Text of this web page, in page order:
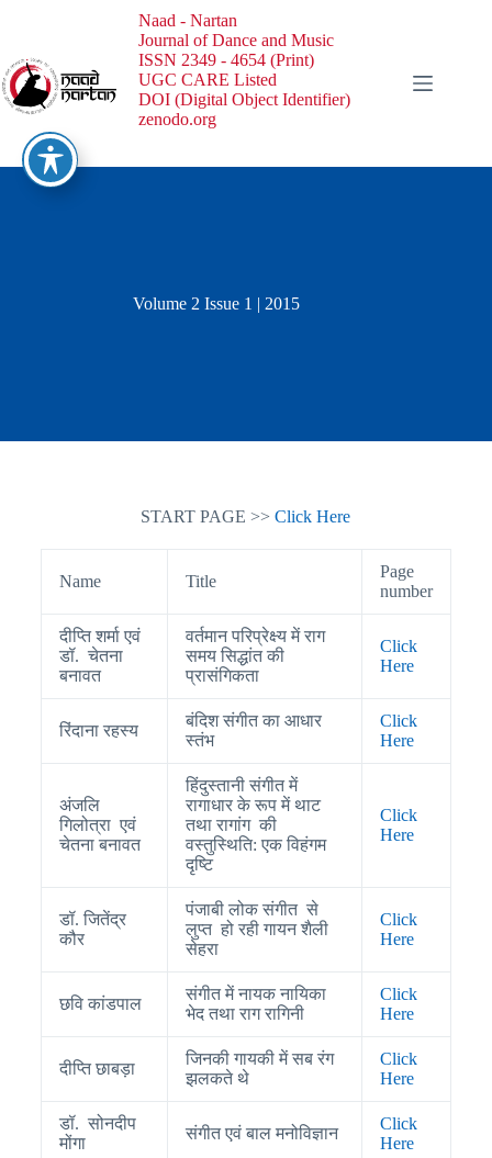
Naad - Nartan
Journal of Dance and Music
ISSN 2349 - 4654 (Print)
UGC CARE Listed
DOI (Digital Object Identifier)
zenodo.org
Volume 2 Issue 1 | 2015
START PAGE >>Click Here
Name Title
Page
number
दीप्ति शर्मा एवं
डॉ. चेतना
बनावत
वर्तमान परिप्रेक्ष्य में राग
समय सिद्धांत की
प्रासंगिकता
Click
Here
रिंदाना रहस्य
बंदिश संगीत का आधार
स्तंभ
Click
Here
अंजलि
गिलोत्रा एवं
चेतना बनावत
हिंदुस्तानी संगीत में
रागाधार के रूप में थाट
तथा रागांग की
वस्तुस्थिति: एक विहंगम
दृष्टि
Click
Here
डॉ. जितेंद्र
कौर
पंजाबी लोक संगीत से
लुप्त हो रही गायन शैली
सेहरा
Click
Here
छवि कांडपाल
संगीत में नायक नायिका
भेद तथा राग रागिनी
Click
Here
दीप्ति छाबड़ा
जिनकी गायकी में सब रंग
झलकते थे
Click
Here
डॉ. सोनदीप
मोंगा
संगीत एवं बाल मनोविज्ञान
Click
Here